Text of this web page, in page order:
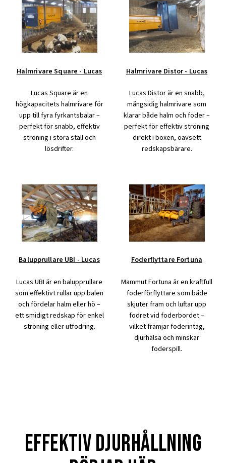
Halmrivare Square - Lucas
Lucas Square är en
högkapacitets halmrivare för
upp till fyra fyrkantsbalar –
perfekt för snabb, effektiv
ströning i stora stall och
lösdrifter.
Halmrivare Distor - Lucas
Lucas Distor är en snabb,
mångsidig halmrivare som
klarar både halm och foder –
perfekt för effektiv ströning
direkt i boxen, oavsett
redskapsbärare.
Balupprullare UBI - Lucas
Lucas UBI är en balupprullare
som effektivt rullar upp balen
och fördelar halm eller hö –
ett smidigt redskap för enkel
ströning eller utfodring.
Foderflyttare Fortuna
Mammut Fortuna är en kraftfull
foderförflyttare som både
skjuter fram och luftar upp
fodret vid foderbordet –
vilket främjar foderintag,
djurhälsa och minskar
foderspill.
effektiv djurhållning